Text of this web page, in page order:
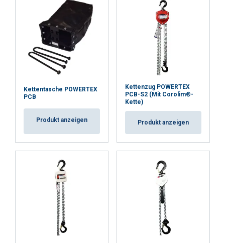
Kennzeichnung:
Kettentasche POWERTEX
PCB
Produkt anzeigen
Kettenzug POWERTEX
PCB-S2 (Mit Corolim®-
Kette)
Produkt anzeigen
DETAILS ANZEIGEN